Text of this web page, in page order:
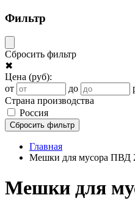
Фильтр
Сбросить фильтр
✖
Цена (руб):
от
до
Страна производства
Россия
Сбросить фильтр
Главная
Мешки для мусора ПВД
Мешки для